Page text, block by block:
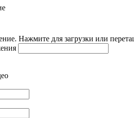
Нажмите для загрузки или